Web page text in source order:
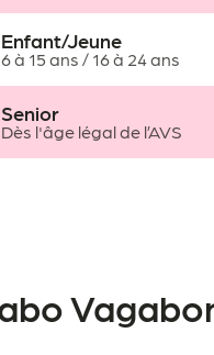
Enfant/Jeune
6 à 15 ans / 16 à 24 ans
Senior
Dès l'âge légal de l’AVS